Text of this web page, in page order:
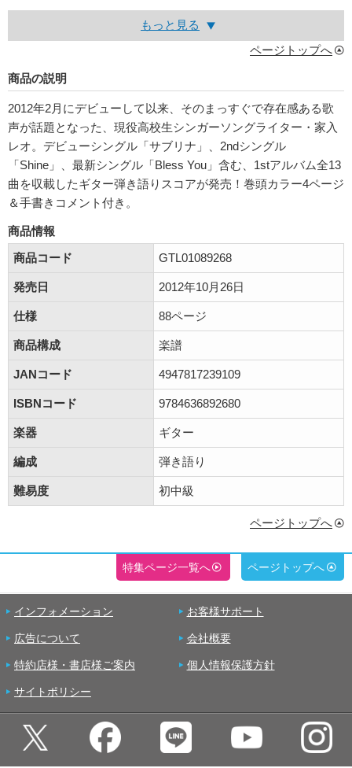
もっと見る
ページトップへ
商品の説明
2012年2月にデビューして以来、そのまっすぐで存在感ある歌
声が話題となった、現役高校生シンガーソングライター・家入
レオ。デビューシングル「サブリナ」、2ndシングル
「Shine」、最新シングル「Bless You」含む、1stアルバム全13
曲を収載したギター弾き語りスコアが発売！巻頭カラー4ページ
＆手書きコメント付き。
商品情報
商品コード
GTL01089268
発売日 2012年10月26日
仕様 88ページ
商品構成 楽譜
JANコード 4947817239109
ISBNコード 9784636892680
楽器 ギター
編成 弾き語り
難易度 初中級
ページトップへ
特集ページ一覧へ ページトップへ
インフォメーション お客様サポート
広告について 会社概要
特約店様・書店様ご案内 個人情報保護方針
サイトポリシー